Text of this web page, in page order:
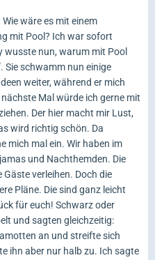
wäre es mit einem
mit Pool? Ich war sofort
wusste nun, warum mit Pool
Sie schwamm nun einige
weiter, während er mich
Mal würde ich gerne mit
Der hier macht mir Lust,
wird richtig schön. Da
mich mal ein. Wir haben im
und Nachthemden. Die
verleihen. Doch die
Pläne. Die sind ganz leicht
für euch! Schwarz oder
und sagten gleichzeitig:
an und streifte sich
ihn aber nur halb zu. Ich sagte